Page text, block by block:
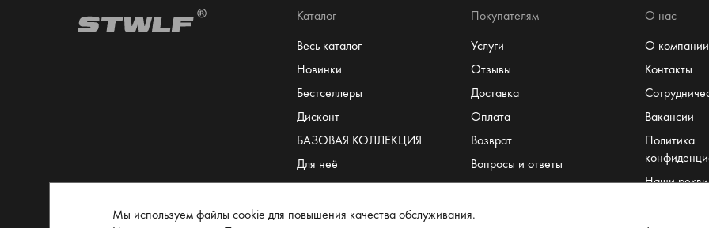
Каталог
Весь каталог
Новинки
Бестселлеры
Дисконт
БАЗОВАЯ КОЛЛЕКЦИЯ
Для неё
Для него
Сертификат
Покупателям
Услуги
Отзывы
Доставка
Оплата
Возврат
Вопросы и ответы
Система лояльности
Размеры
О нас
О компании
Контакты
Вакансии
Политика
Наши
Мы используем файлы cookie для повышения качества обслуживания.